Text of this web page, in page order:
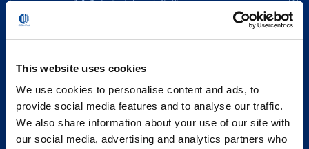
This website uses cookies
We use cookies to personalise content and ads, to
provide social media features and to analyse our traffic.
We also share information about your use of our site with
our social media, advertising and analytics partners who